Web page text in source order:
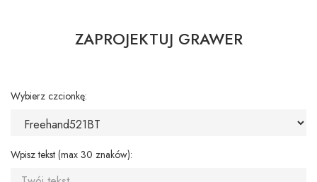
ZAPROJEKTUJ GRAWER
Wybierz czcionkę:
Wpisz tekst (max 30 znaków):